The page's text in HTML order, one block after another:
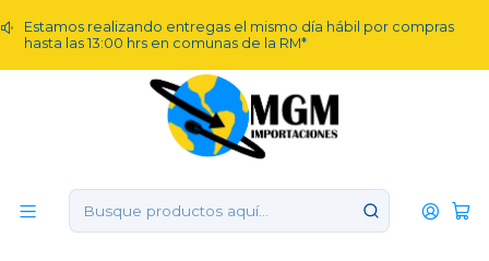
Estamos realizando entregas el mismo día hábil por compras
hasta las 13:00 hrs en comunas de la RM*